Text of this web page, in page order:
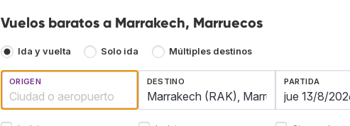
Vuelos baratos a Marrakech, Marruecos
Ida y vuelta Solo ida Múltiples destinos
ORIGEN DESTINO PARTIDA